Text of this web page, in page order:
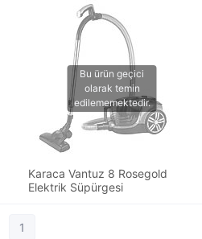
Karaca Vantuz 8 Rosegold
Elektrik Süpürgesi
1